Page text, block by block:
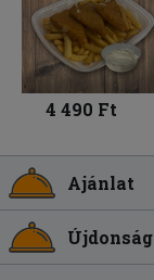
4 490 Ft
Ajánlat
Újdonság